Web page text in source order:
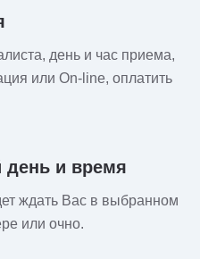
день и час приема,
или On-line, оплатить
и время
ждать Вас в выбранном
или очно.